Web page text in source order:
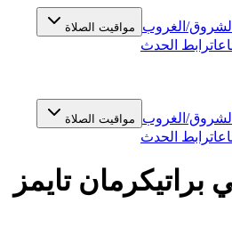
الشروق/الغروب مواقيت الصلاة
رابط الحدث
الشروق/الغروب مواقيت الصلاة
رابط الحدث
براتيكرمان تايمز